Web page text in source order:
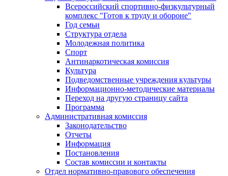
Всероссийский спортивно-физкультурный
комплекс "Готов к труду и обороне"
Год семьи
Структура отдела
Молодежная политика
Спорт
Антинаркотическая комиссия
Культура
Подведомственные учреждения культуры
Информационно-методические материалы
Переход на другую страницу сайта
Программа
Административная комиссия
Законодательство
Отчеты
Информация
Постановления
Состав комиссии и контакты
Отдел нормативно-правового обеспечения